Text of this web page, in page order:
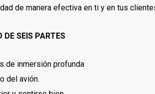
de manera efectiva en ti y en tus
DE SEIS PARTES
de inmersión profunda
del avión.